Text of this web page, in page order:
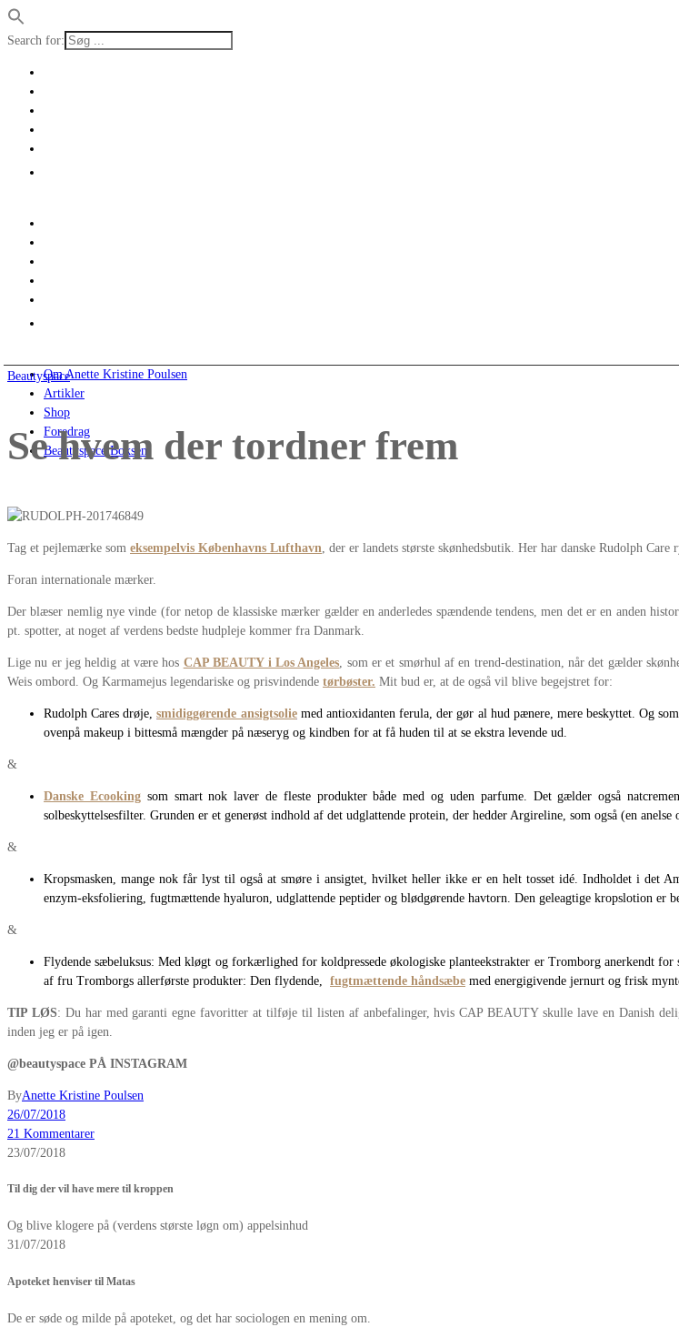
Search for:
Om Anette Kristine Poulsen
Artikler
Shop
Foredrag
Beautyspace Boksen
Beautyspace
Se hvem der tordner frem
Tag et pejlemærke som eksempelvis Københavns Lufthavn , der er landets største skønhedsbutik. Her har danske Rudolph
Foran internationale mærker.
Der blæser nemlig nye vinde (for netop de klassiske mærker gælder en anderledes spændende tendens, men det er en anden
pt. spotter, at noget af verdens bedste hudpleje kommer fra Danmark.
Lige nu er jeg heldig at være hos CAP BEAUTY i Los Angeles , som er et smørhul af en trend-destination, når det gælder
Weis ombord. Og Karmamejus legendariske og prisvindende tørbøster. Mit bud er, at de også vil blive begejstret for:
Rudolph Cares drøje,smidiggørende ansigtsoliemed antioxidanten ferula, der gør al hud pænere, mere beskyttet. Og
ovenpå makeup i bittesmå mængder på næseryg og kindben for at få huden til at se ekstra levende ud.
&
Danske Ecookingsom smart nok laver de fleste produkter både med og uden parfume. Det gælder også
solbeskyttelsesfilter. Grunden er et generøst indhold af det udglattende protein, der hedder Argireline, som også (en anelse
&
Kropsmasken, mange nok får lyst til også at smøre i ansigtet, hvilket heller ikke er en helt tosset idé. Indholdet i det
enzym-eksfoliering, fugtmættende hyaluron, udglattende peptider og blødgørende havtorn. Den geleagtige kropslotion er
&
Flydende sæbeluksus: Med kløgt og forkærlighed for koldpressede økologiske planteekstrakter er Tromborg anerkendt
af fru Tromborgs allerførste produkter: Den flydende, fugtmættende håndsæbe med energigivende jernurt og frisk
TIP LØS: Du har med garanti egne favoritter at tilføje til listen af anbefalinger, hvis CAP BEAUTY skulle lave en Danish
inden jeg er på igen.
@beautyspace PÅ INSTAGRAM
ByAnette Kristine Poulsen
26/07/2018
21 Kommentarer
23/07/2018
Til dig der vil have mere til kroppen
Og blive klogere på (verdens største løgn om) appelsinhud
31/07/2018
Apoteket henviser til Matas
De er søde og milde på apoteket, og det har sociologen en mening om.